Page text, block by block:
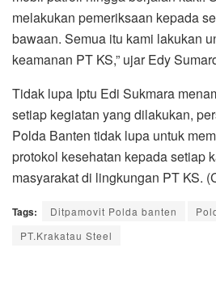
melakukan pemeriksaan kepada
bawaan. Semua itu kami lakukan
keamanan PT KS,” ujar Edy
Tidak lupa Iptu Edi Sukmara
setiap kegiatan yang dilakukan,
Polda Banten tidak lupa untuk
protokol kesehatan kepada setiap
masyarakat di lingkungan PT KS.
Tags: Ditpamovit Polda banten
PT.Krakatau Steel